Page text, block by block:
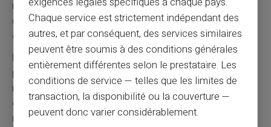
réduisent la tension budgétaire. Elles peuvent provenir
de ventes, de services ou de placements.Cette
diversification renforce votre stabilité financière.
Monétisez vos compétences par des prestations
ponctuelles.Cette valorisation génère des rentrées
régulières ou occasionnelles. Elle utilise vos talents
existants.Cette exploitation optimise vos
ressources personnelles.
Chaque service est strictement indépendant des
autres, et par conséquent, des services similaires
peuvent être soumis à des conditions générales
entièrement différentes selon le prestataire. Les
conditions de service — telles que les limites de
transaction, la disponibilité ou la couverture —
peuvent donc varier considérablement.